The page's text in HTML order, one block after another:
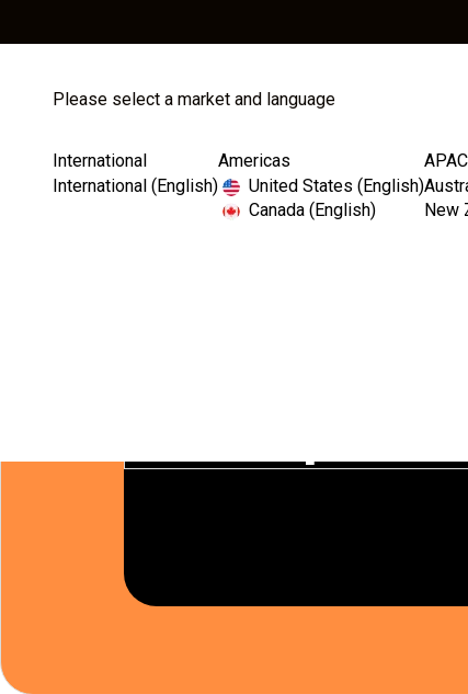
Please select a market and language
International
International (English)
Americas
United States (English)
Canada (English)
APAC
New
Catalog